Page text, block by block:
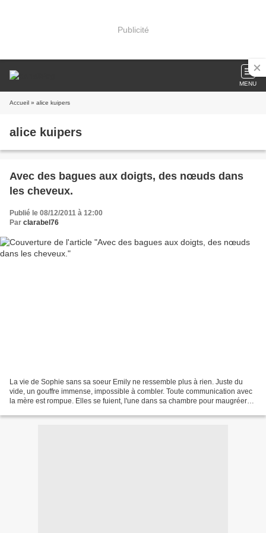
Publicité
MENU
Accueil » alice kuipers
alice kuipers
Avec des bagues aux doigts, des nœuds dans
les cheveux.
Publié le 08/12/2011 à 12:00
Par clarabel76
La vie de Sophie sans sa soeur Emily ne ressemble plus à rien. Juste du
vide, un gouffre immense, impossible à combler. Toute communication avec
la mère est rompue. Elles se fuient, l'une dans sa chambre pour maugréer